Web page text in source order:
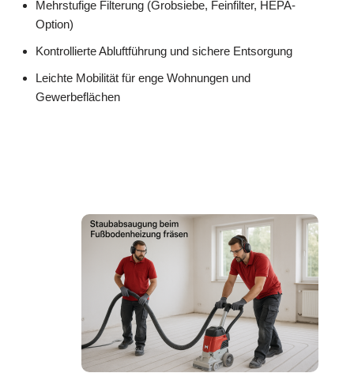
Mehrstufige Filterung (Grobsiebe, Feinfilter, HEPA-
Option)
Kontrollierte Abluftführung und sichere Entsorgung
Leichte Mobilität für enge Wohnungen und
Gewerbeflächen